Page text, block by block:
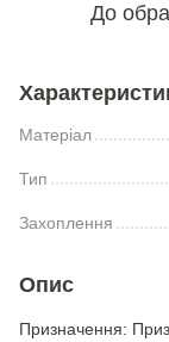
До
Матеріал
Тип
Захоплення
Опис
Призначення: